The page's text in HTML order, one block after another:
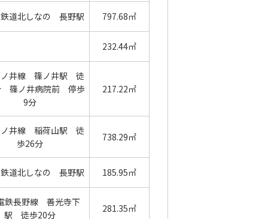
道北しなの 長野駅 797.68㎡
232.44㎡
ノ井線 篠ノ井駅 徒
篠ノ井病院前 停歩
9分
217.22㎡
ノ井線 稲荷山駅 徒
歩26分
738.29㎡
道北しなの 長野駅 185.95㎡
鉄長野線 善光寺下
駅 徒歩20分
281.35㎡